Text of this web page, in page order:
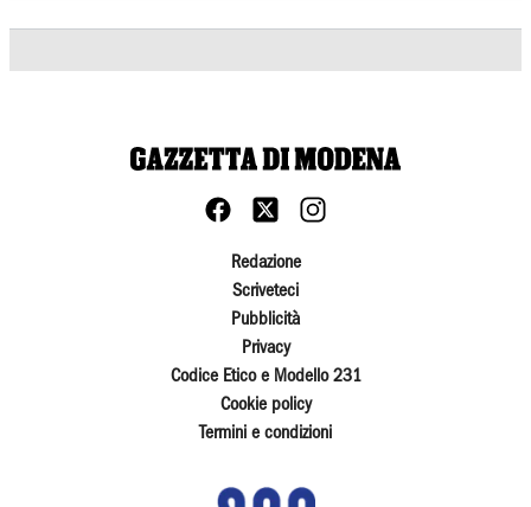
Redazione
Scriveteci
Pubblicità
Privacy
Codice Etico e Modello 231
Cookie policy
Termini e condizioni